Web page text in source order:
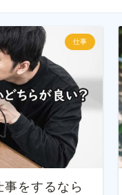
仕事
事をするなら